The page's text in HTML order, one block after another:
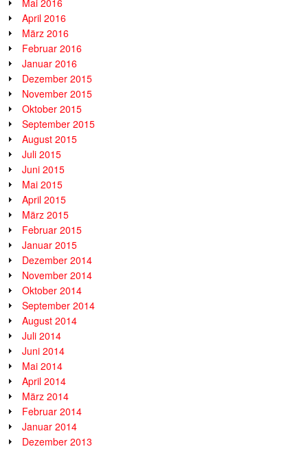
Mai 2016
April 2016
März 2016
Februar 2016
Januar 2016
Dezember 2015
November 2015
Oktober 2015
September 2015
August 2015
Juli 2015
Juni 2015
Mai 2015
April 2015
März 2015
Februar 2015
Januar 2015
Dezember 2014
November 2014
Oktober 2014
September 2014
August 2014
Juli 2014
Juni 2014
Mai 2014
April 2014
März 2014
Februar 2014
Januar 2014
Dezember 2013